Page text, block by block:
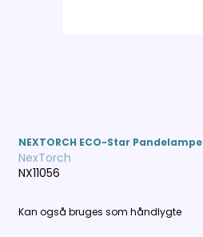
NEXTORCH ECO-Star Pandelampe
NexTorch
NX11056
Kan også bruges som håndlygte